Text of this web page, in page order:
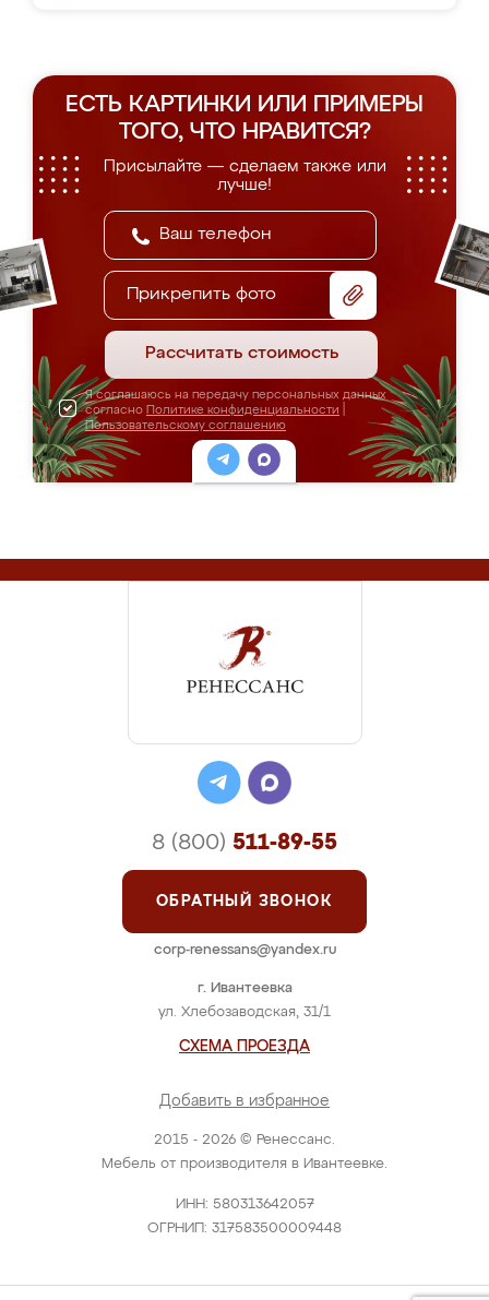
ЕСТЬ КАРТИНКИ ИЛИ ПРИМЕРЫ
ТОГО, ЧТО НРАВИТСЯ?
Присылайте — сделаем также или
лучше!
Прикрепить фото
Рассчитать стоимость
Я соглашаюсь на передачу персональных данных
согласно Политике конфиденциальности
Пользовательскому соглашению
2015 - 2026 © Ренессанс.
Мебель от производителя в Ивантеевке.
ИНН: 580313642057
ОГРНИП: 317583500009448
г. Ивантеевка
ул. Хлебозаводская, 31/1
СХЕМА ПРОЕЗДА
Добавить в избранное
8 (800) 511-89-55
ОБРАТНЫЙ ЗВОНОК
corp-renessans@yandex.ru